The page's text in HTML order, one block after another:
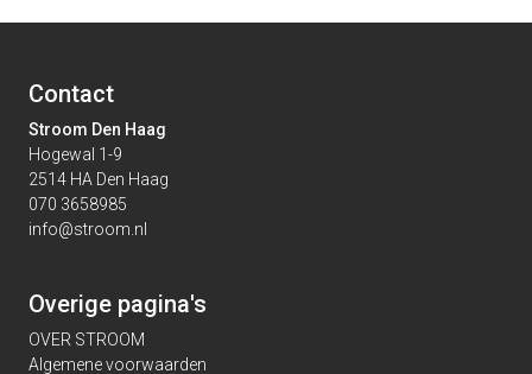
Contact
Stroom Den Haag
Hogewal 1-9
2514 HA Den Haag
070 3658985
info@stroom.nl
Overige pagina's
OVER STROOM
Algemene voorwaarden